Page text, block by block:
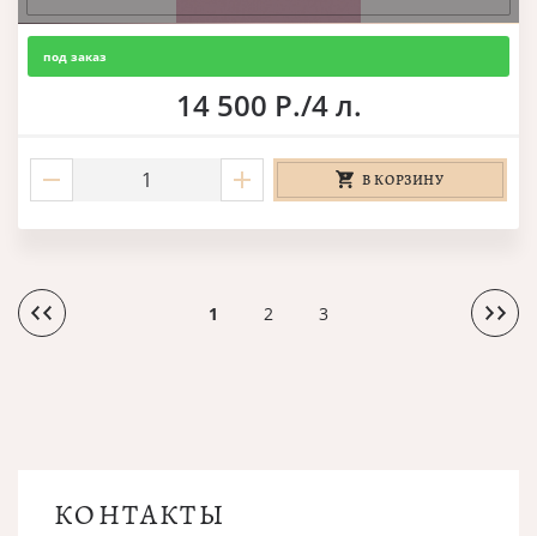
под заказ
14 500 Р./4 л.
В КОРЗИНУ
1 2 3
КОНТАКТЫ